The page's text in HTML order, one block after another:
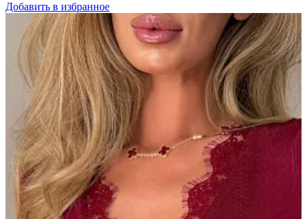
Добавить в избранное